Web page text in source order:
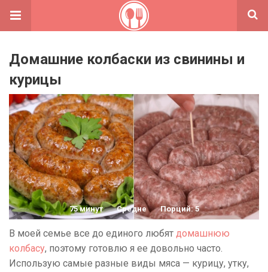
Домашние колбаски из свинины и
курицы
75 минут Средне Порций: 5
В моей семье все до единого любят домашнюю
колбасу, поэтому готовлю я ее довольно часто.
Использую самые разные виды мяса — курицу, утку,